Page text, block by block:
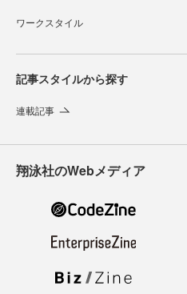
ワークスタイル
記事スタイルから探す
連載記事
翔泳社のWebメディア